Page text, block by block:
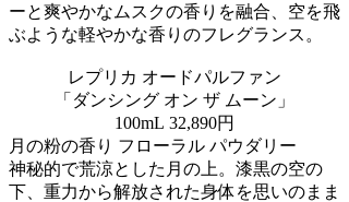
ーと爽やかなムスクの香りを融合、空を飛
ぶような軽やかな香りのフレグランス。
レプリカ オードパルファン
「ダンシング オン ザ ムーン」
100mL 32,890円
月の粉の香り フローラル パウダリー
神秘的で荒涼とした月の上。漆黒の空の
下、重力から解放された身体を思いのまま